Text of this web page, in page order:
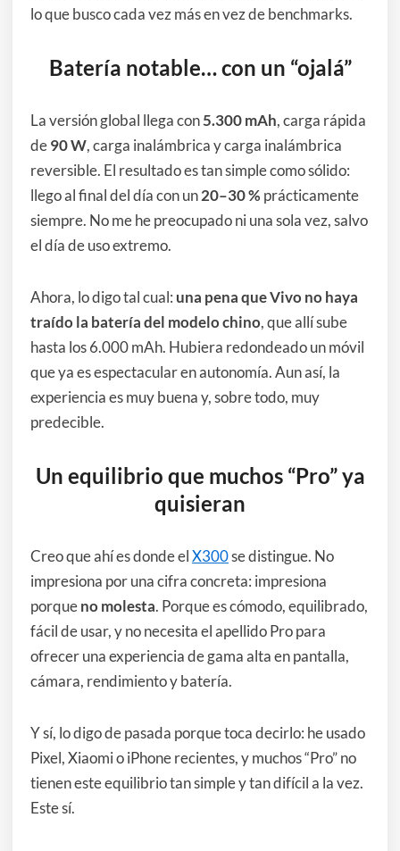
lo que busco cada vez más en vez de benchmarks.
Batería notable… con un “ojalá”
La versión global llega con5.300 mAh, carga rápida
de90 W, carga inalámbrica y carga inalámbrica
reversible. El resultado es tan simple como sólido:
llego al final del día con un20–30 % prácticamente
siempre. No me he preocupado ni una sola vez, salvo
el día de uso extremo.
Ahora, lo digo tal cual: una pena que Vivo no haya
traído la batería del modelo chino, que allí sube
hasta los 6.000 mAh. Hubiera redondeado un móvil
que ya es espectacular en autonomía. Aun así, la
experiencia es muy buena y, sobre todo, muy
predecible.
Un equilibrio que muchos “Pro” ya
quisieran
Creo que ahí es donde elX300se distingue. No
impresiona por una cifra concreta: impresiona
porqueno molesta. Porque es cómodo, equilibrado,
fácil de usar, y no necesita el apellido Pro para
ofrecer una experiencia de gama alta en pantalla,
cámara, rendimiento y batería.
Y sí, lo digo de pasada porque toca decirlo: he usado
Pixel, Xiaomi o iPhone recientes, y muchos “Pro” no
tienen este equilibrio tan simple y tan difícil a la vez.
Este sí.